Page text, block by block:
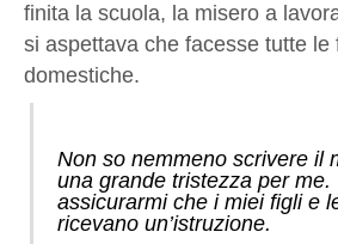
finita la scuola, la misero a
si aspettava che facesse tutte le
domestiche.
Non so nemmeno scrivere il
una grande tristezza per me.
assicurarmi che i miei figli e
ricevano un’istruzione.